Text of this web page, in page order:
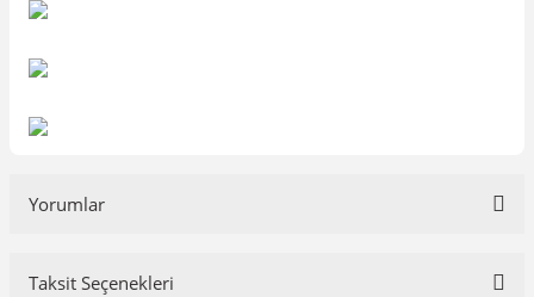
Yorumlar
Taksit Seçenekleri